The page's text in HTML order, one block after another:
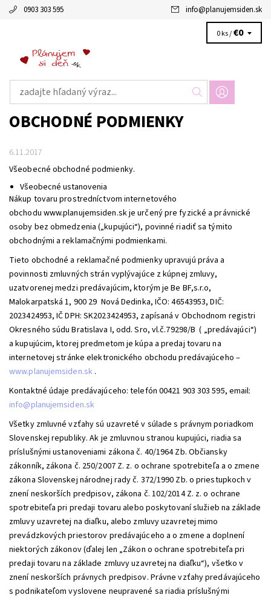
0903 303 595 info@planujemsiden.sk
0 ks /€0
OBCHODNÉ PODMIENKY
6.11.2017
Všeobecné obchodné podmienky.
Všeobecné ustanovenia
Nákup tovaru prostredníctvom internetového
obchodu www.planujemsiden.sk je určený pre fyzické a právnické
osoby bez obmedzenia („kupujúci“), povinné riadiť sa týmito
obchodnými a reklamačnými podmienkami.
Tieto obchodné a reklamačné podmienky upravujú práva a
povinnosti zmluvných strán vyplývajúce z kúpnej zmluvy,
uzatvorenej medzi predávajúcim, ktorým je Be BF,s.r.o,
Malokarpatská 1, 900 29 Nová Dedinka, IČO: 46543953, DIČ:
2023424953, IČ DPH: SK2023424953, zapísaná v Obchodnom registri
Okresného súdu Bratislava I, odd. Sro, vl.č.79298/B ( „predávajúci“)
a kupujúcim, ktorej predmetom je kúpa a predaj tovaru na
internetovej stránke elektronického obchodu predávajúceho –
www.planujemsiden.sk .
Kontaktné údaje predávajúceho: telefón 00421 903 303 595, email:
info@planujemsiden.sk
Všetky zmluvné vzťahy sú uzavreté v súlade s právnym poriadkom
Slovenskej republiky. Ak je zmluvnou stranou kupujúci, riadia sa
príslušnými ustanoveniami zákona č. 40/1964 Zb. Občiansky
zákonník, zákona č. 250/2007 Z. z. o ochrane spotrebiteľa a o zmene
zákona Slovenskej národnej rady č. 372/1990 Zb. o priestupkoch v
znení neskorších predpisov, zákona č. 102/2014 Z. z. o ochrane
spotrebiteľa pri predaji tovaru alebo poskytovaní služieb na základe
zmluvy uzavretej na diaľku, alebo zmluvy uzavretej mimo
prevádzkových priestorov predávajúceho a o zmene a doplnení
niektorých zákonov (ďalej len „Zákon o ochrane spotrebiteľa pri
predaji tovaru na základe zmluvy uzavretej na diaľku“), všetko v
znení neskorších právnych predpisov. Právne vzťahy predávajúceho
s podnikateľom vyslovene neupravené sa riadia príslušnými